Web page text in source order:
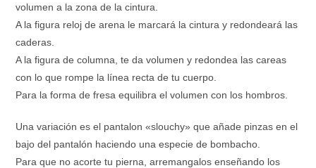
volumen a la zona de la cintura.
A la figura reloj de arena le marcará la cintura y redondeará las
caderas.
A la figura de columna, te da volumen y redondea las careas
con lo que rompe la línea recta de tu cuerpo.
Para la forma de fresa equilibra el volumen con los hombros.
Una variación es el pantalon «slouchy» que añade pinzas en el
bajo del pantalón haciendo una especie de bombacho.
Para que no acorte tu pierna, arremangalos enseñando los